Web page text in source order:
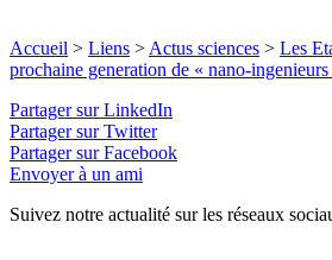
Accueil > Liens > Actus sciences > Les
prochaine generation de « nano-ingenieurs
Partager sur LinkedIn
Partager sur Twitter
Partager sur Facebook
Envoyer à un ami
Suivez notre actualité sur les réseaux